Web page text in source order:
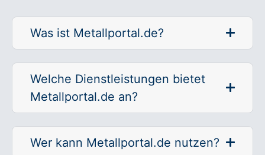
Was ist Metallportal.de?
Welche Dienstleistungen bietet
Metallportal.de an?
Wer kann Metallportal.de nutzen?